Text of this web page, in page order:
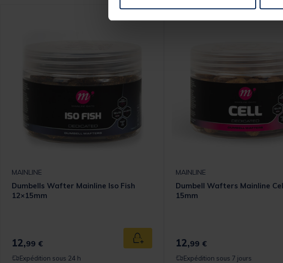
MAINLINE
Dumbells Wafter Mainline Iso Fish
12×15mm
12,99 € Ajouter au panier
Expédition sous 24 h
MAINLINE
Dumbell Wafters Mainline
15mm
12,99 €
Expédition sous 7 jours